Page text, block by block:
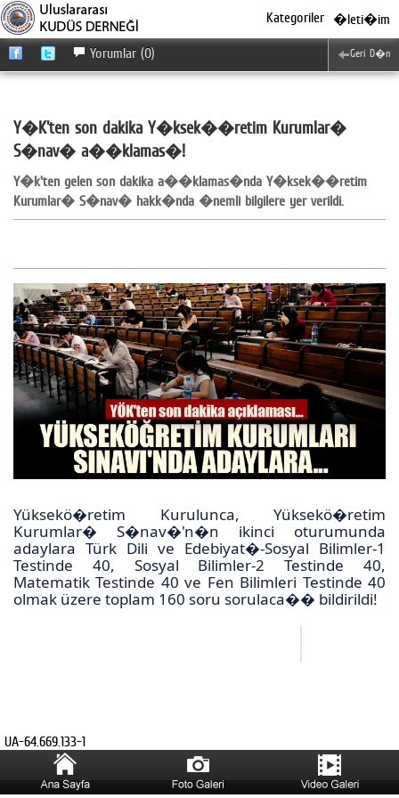
�leti�im
Kategoriler
Y�K'ten son dakika Y�ksek��retim Kurumlar�
S�nav� a��klamas�!
Y�k'ten gelen son dakika a��klamas�nda Y�ksek��retim
Kurumlar� S�nav� hakk�nda �nemli bilgilere yer verildi.
Yüksekö�retim Kurulunca, Yüksekö�retim
Kurumlar� S�nav�'n�n ikinci oturumunda
adaylara Türk Dili ve Edebiyat�-Sosyal Bilimler-1
Testinde 40, Sosyal Bilimler-2 Testinde 40,
Matematik Testinde 40 ve Fen Bilimleri Testinde 40
olmak üzere toplam 160 soru sorulaca�� bildirildi!
Geri D�n
Yorumlar (0)
UA-64.669.133-1